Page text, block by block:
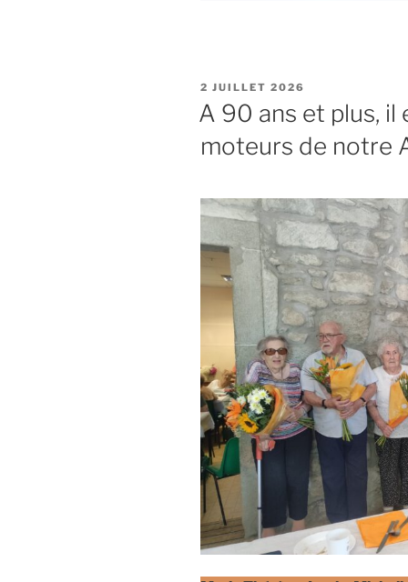
PUBLIÉ
LE
2 JUILLET 2026
A 90 ans et plus, il
moteurs de notre